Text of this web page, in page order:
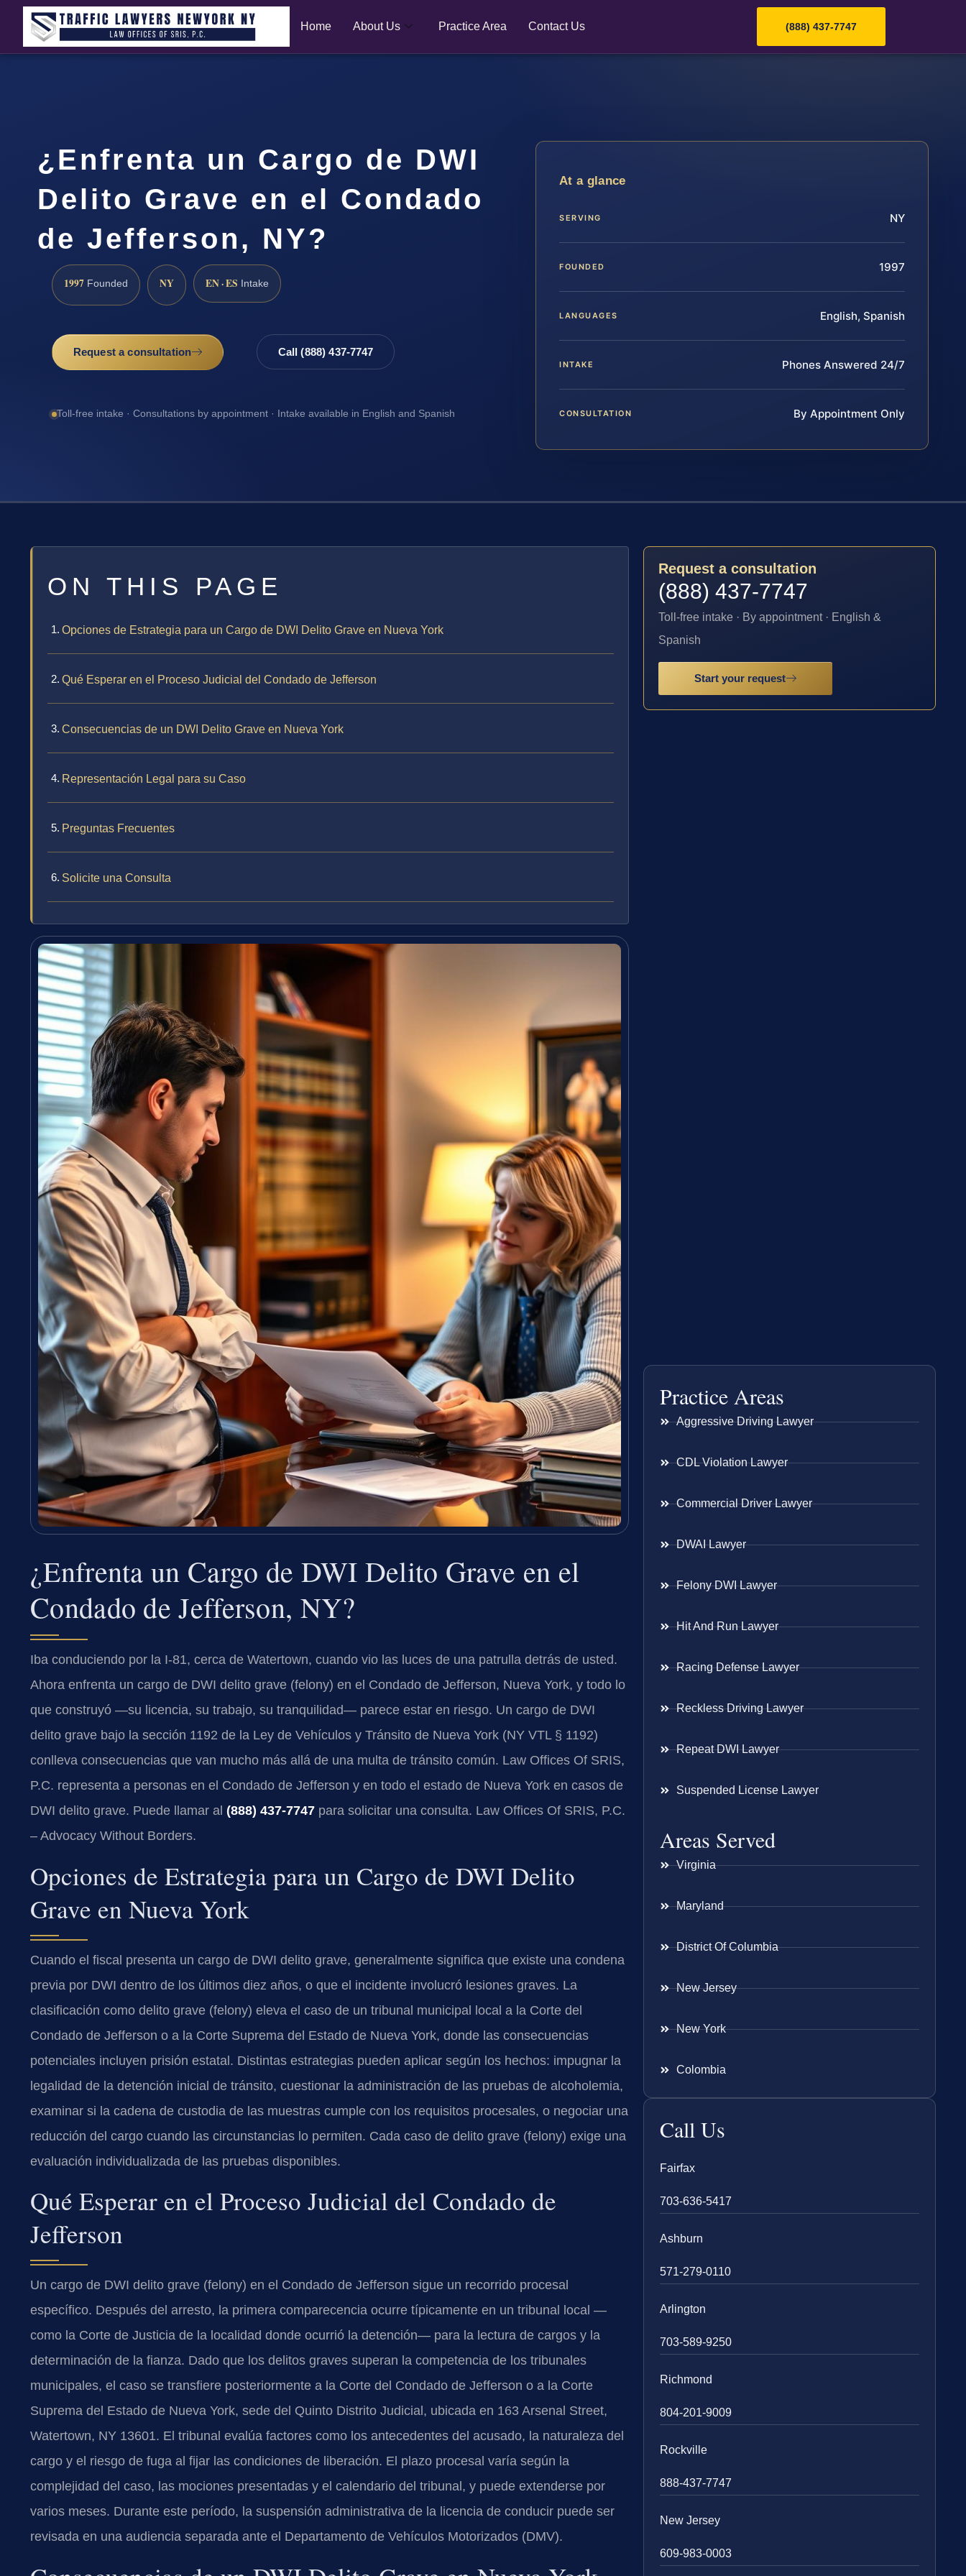
Home About Us Practice Area Contact Us (888) 437-7747
¿Enfrenta un Cargo de DWI
Delito Grave en el Condado
de Jefferson, NY?
1997 Founded NY EN · ES Intake
Request a consultation Call (888) 437-7747
Toll-free intake · Consultations by appointment · Intake available in English and Spanish
At a glance
SERVING NY
FOUNDED 1997
LANGUAGES English, Spanish
INTAKE Phones Answered 24/7
CONSULTATION By Appointment Only
ON THIS PAGE
Opciones de Estrategia para un Cargo de DWI Delito Grave en Nueva York
Qué Esperar en el Proceso Judicial del Condado de Jefferson
Consecuencias de un DWI Delito Grave en Nueva York
Representación Legal para su Caso
Preguntas Frecuentes
Solicite una Consulta
¿Enfrenta un Cargo de DWI Delito Grave en el
Condado de Jefferson, NY?
Iba conduciendo por la I-81, cerca de Watertown, cuando vio las luces de una patrulla detrás de usted.
Ahora enfrenta un cargo de DWI delito grave (felony) en el Condado de Jefferson, Nueva York, y todo lo
que construyó —su licencia, su trabajo, su tranquilidad— parece estar en riesgo. Un cargo de DWI
delito grave bajo la sección 1192 de la Ley de Vehículos y Tránsito de Nueva York (NY VTL § 1192)
conlleva consecuencias que van mucho más allá de una multa de tránsito común. Law Offices Of SRIS,
P.C. representa a personas en el Condado de Jefferson y en todo el estado de Nueva York en casos de
DWI delito grave. Puede llamar al (888) 437-7747 para solicitar una consulta. Law Offices Of SRIS, P.C.
– Advocacy Without Borders.
Opciones de Estrategia para un Cargo de DWI Delito
Grave en Nueva York
Cuando el fiscal presenta un cargo de DWI delito grave, generalmente significa que existe una condena
previa por DWI dentro de los últimos diez años, o que el incidente involucró lesiones graves. La
clasificación como delito grave (felony) eleva el caso de un tribunal municipal local a la Corte del
Condado de Jefferson o a la Corte Suprema del Estado de Nueva York, donde las consecuencias
potenciales incluyen prisión estatal. Distintas estrategias pueden aplicar según los hechos: impugnar la
legalidad de la detención inicial de tránsito, cuestionar la administración de las pruebas de alcoholemia,
examinar si la cadena de custodia de las muestras cumple con los requisitos procesales, o negociar una
reducción del cargo cuando las circunstancias lo permiten. Cada caso de delito grave (felony) exige una
evaluación individualizada de las pruebas disponibles.
Qué Esperar en el Proceso Judicial del Condado de
Jefferson
Un cargo de DWI delito grave (felony) en el Condado de Jefferson sigue un recorrido procesal
específico. Después del arresto, la primera comparecencia ocurre típicamente en un tribunal local —
como la Corte de Justicia de la localidad donde ocurrió la detención— para la lectura de cargos y la
determinación de la fianza. Dado que los delitos graves superan la competencia de los tribunales
municipales, el caso se transfiere posteriormente a la Corte del Condado de Jefferson o a la Corte
Suprema del Estado de Nueva York, sede del Quinto Distrito Judicial, ubicada en 163 Arsenal Street,
Watertown, NY 13601. El tribunal evalúa factores como los antecedentes del acusado, la naturaleza del
cargo y el riesgo de fuga al fijar las condiciones de liberación. El plazo procesal varía según la
complejidad del caso, las mociones presentadas y el calendario del tribunal, y puede extenderse por
varios meses. Durante este período, la suspensión administrativa de la licencia de conducir puede ser
revisada en una audiencia separada ante el Departamento de Vehículos Motorizados (DMV).
Request a consultation
(888) 437-7747
Toll-free intake · By appointment · English &
Spanish
Start your request
Practice Areas
Aggressive Driving Lawyer
CDL Violation Lawyer
Commercial Driver Lawyer
DWAI Lawyer
Felony DWI Lawyer
Hit And Run Lawyer
Racing Defense Lawyer
Reckless Driving Lawyer
Repeat DWI Lawyer
Suspended License Lawyer
Areas Served
Virginia
Maryland
District Of Columbia
New Jersey
New York
Colombia
Call Us
Fairfax
703-636-5417
Ashburn
571-279-0110
Arlington
703-589-9250
Richmond
804-201-9009
Rockville
888-437-7747
New Jersey
609-983-0003